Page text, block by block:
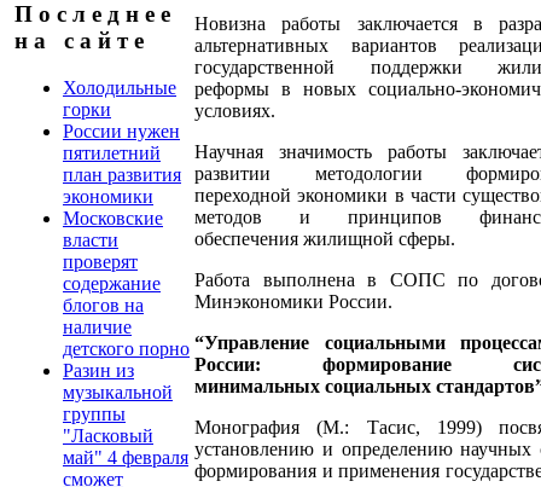
П о с л е д н е е
н а с а й т е
Холодильные
горки
России нужен
пятилетний
план развития
экономики
Московские
власти
проверят
содержание
блогов на
наличие
детского порно
Разин из
музыкальной
группы
"Ласковый
май" 4 февраля
сможет
Новизна работы заключается в
альтернативных вариантов
государственной поддержки
реформы в новых социально-
условиях.
Научная значимость работы
развитии методологии
переходной экономики в части
методов и принципов
обеспечения жилищной сферы.
Работа выполнена в СОПС по
Минэкономики России.
“Управление социальными
России: формирование
минимальных социальных
Монография (М.: Тасис, 1999)
установлению и определению научных
формирования и применения